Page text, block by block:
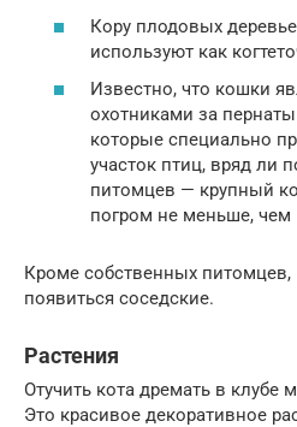
Кору плодовых
используют как
Известно, что кошки
охотниками за
которые специально
участок птиц, вряд ли
питомцев — крупный
погром не меньше, чем
Кроме собственных питомцев,
появиться соседские.
Растения
Отучить кота дремать в клубе
Это красивое декоративное